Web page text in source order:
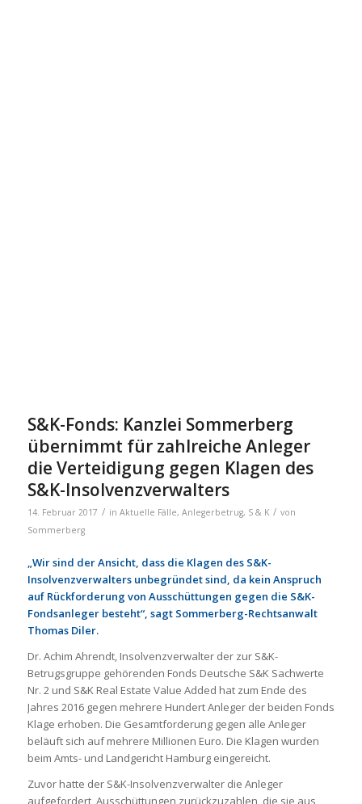
S&K-Fonds: Kanzlei Sommerberg
übernimmt für zahlreiche Anleger
die Verteidigung gegen Klagen des
S&K-Insolvenzverwalters
14. Februar 2017 / in Aktuelle Fälle, Anlegerbetrug, S & K / von
Sommerberg
„Wir sind der Ansicht, dass die Klagen des S&K-
Insolvenzverwalters unbegründet sind, da kein Anspruch
auf Rückforderung von Ausschüttungen gegen die S&K-
Fondsanleger besteht“, sagt Sommerberg-Rechtsanwalt
Thomas Diler.
Dr. Achim Ahrendt, Insolvenzverwalter der zur S&K-
Betrugsgruppe gehörenden Fonds Deutsche S&K Sachwerte
Nr. 2 und S&K Real Estate Value Added hat zum Ende des
Jahres 2016 gegen mehrere Hundert Anleger der beiden Fonds
Klage erhoben. Die Gesamtforderung gegen alle Anleger
beläuft sich auf mehrere Millionen Euro. Die Klagen wurden
beim Amts- und Landgericht Hamburg eingereicht.
Zuvor hatte der S&K-Insolvenzverwalter die Anleger
aufgefordert, Ausschüttungen zurückzuzahlen, die sie aus